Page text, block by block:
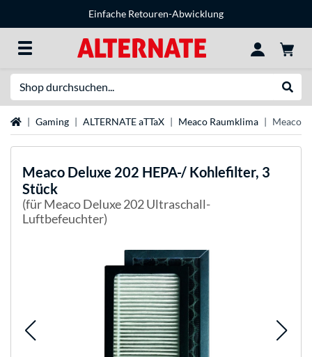
Einfache Retouren-Abwicklung
StartseiteGaming ALTERNATE aTTaX Meaco Raumklima Meaco
Meaco Deluxe 202 HEPA-/ Kohlefilter, 3
Stück
(für Meaco Deluxe 202 Ultraschall-
Luftbefeuchter)